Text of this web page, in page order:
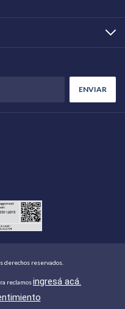
derechos reservados.
reclamosingresá acá.